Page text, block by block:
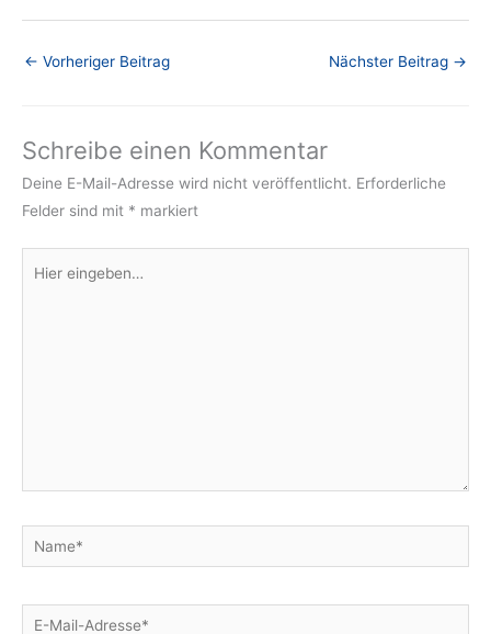
← Vorheriger Beitrag Nächster Beitrag →
Schreibe einen Kommentar
Deine E-Mail-Adresse wird nicht veröffentlicht. Erforderliche
Felder sind mit * markiert
eingeben…
Name*
E-